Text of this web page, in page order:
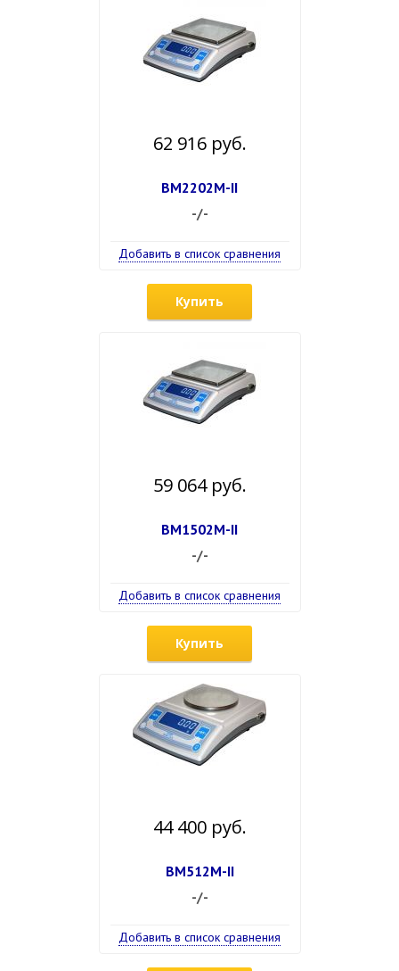
62 916 руб.
ВМ2202М-II
-/-
Добавить в список сравнения
Купить
59 064 руб.
ВМ1502М-II
-/-
Добавить в список сравнения
Купить
44 400 руб.
ВМ512М-II
-/-
Добавить в список сравнения